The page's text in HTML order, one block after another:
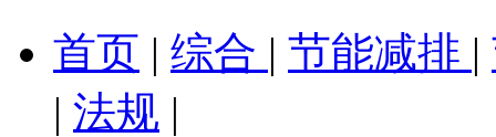
首页 | 综合 | 节能减排 |
| 法规 |